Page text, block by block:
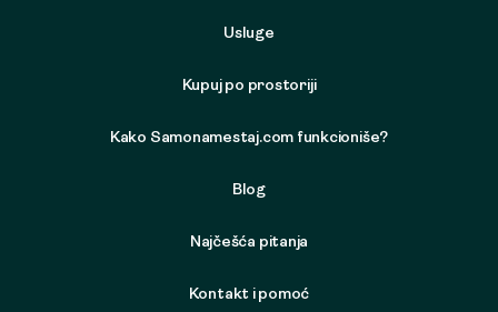
Usluge
Kupuj po prostoriji
Kako Samonamestaj.com funkcioniše?
Blog
Najčešća pitanja
Kontakt i pomoć